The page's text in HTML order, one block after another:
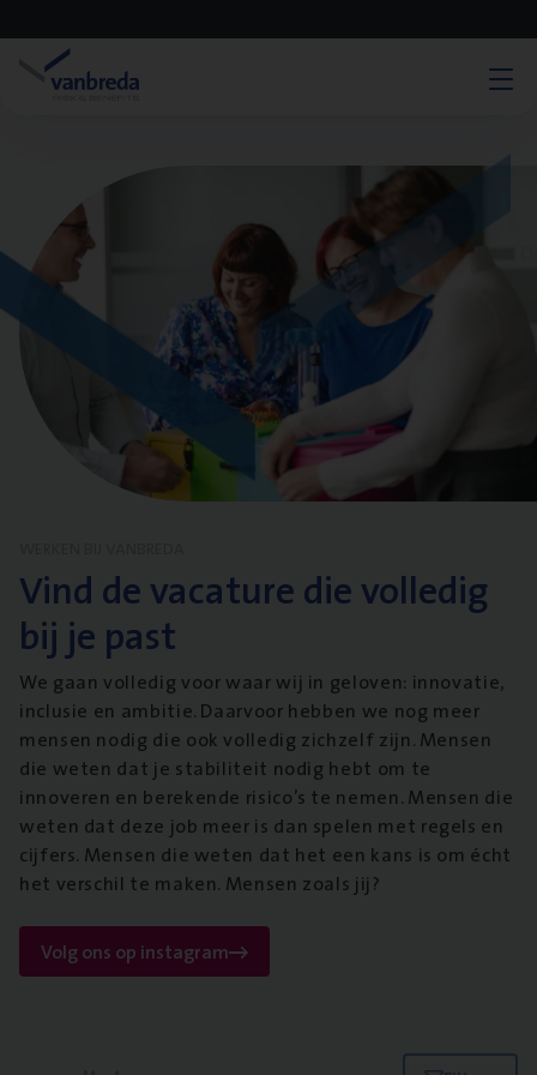
Vind de vacature die volledig
bij je past
We gaan volledig voor waar wij in geloven: innovatie,
inclusie en ambitie. Daarvoor hebben we nog meer
mensen nodig die ook volledig zichzelf zijn. Mensen
die weten dat je stabiliteit nodig hebt om te
innoveren en berekende risico’s te nemen. Mensen die
weten dat deze job meer is dan spelen met regels en
cijfers. Mensen die weten dat het een kans is om écht
het verschil te maken. Mensen zoals jij?
Volg ons op instagram